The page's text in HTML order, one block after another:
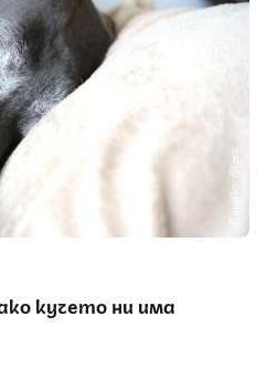
Снимка: iStock
кучето ни има